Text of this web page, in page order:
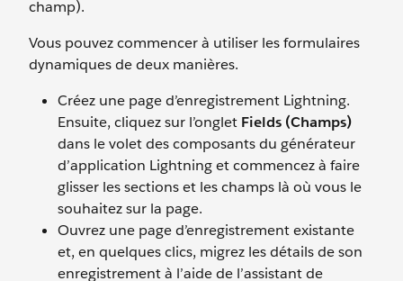
champ).
Vous pouvez commencer à utiliser les formulaires
dynamiques de deux manières.
Créez une page d’enregistrement Lightning.
Ensuite, cliquez sur l’onglet Fields (Champs)
dans le volet des composants du générateur
d’application Lightning et commencez à faire
glisser les sections et les champs là où vous le
souhaitez sur la page.
Ouvrez une page d’enregistrement existante
et, en quelques clics, migrez les détails de son
enregistrement à l’aide de l’assistant de